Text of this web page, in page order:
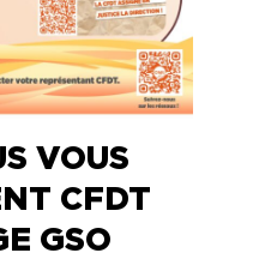
VOUS
CFDT
GSO